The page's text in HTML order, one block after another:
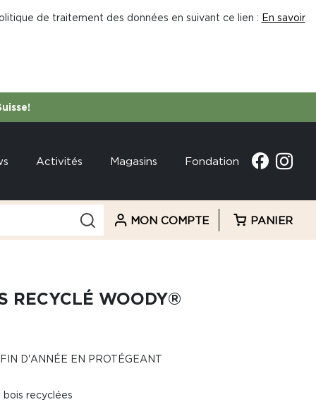
de traitement des données en suivant ce lien : En savoir
Activités Magasins Fondation
MON COMPTE PANIER
RECYCLÉ WOODY®
D'ANNÉE EN PROTÉGEANT
bois recyclées